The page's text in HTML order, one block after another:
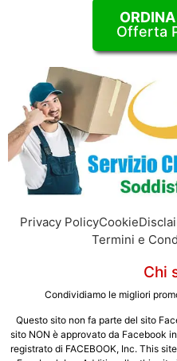
Offerta
Privacy PolicyCookie
Termini e
Chi
Condividiamo le migliori
Questo sito non fa parte del sito
sito NON è approvato da Facebook
registrato di FACEBOOK, Inc. This